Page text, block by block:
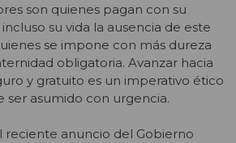
son quienes pagan con su
su vida la ausencia de este
se impone con más dureza
obligatoria. Avanzar hacia
y gratuito es un imperativo ético
asumido con urgencia.
reciente anuncio del Gobierno